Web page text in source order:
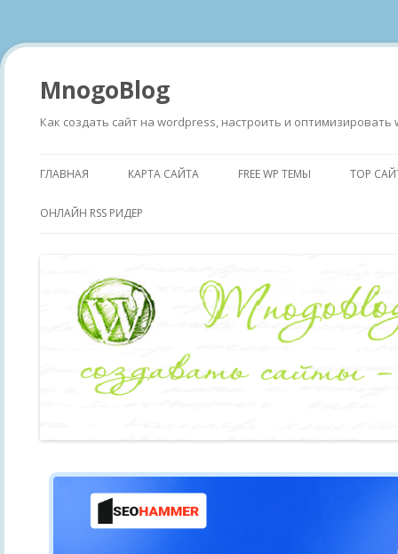
MnogoBlog
Как создать сайт на wordpress, настроить и оптимизировать
ГЛАВНАЯ КАРТА САЙТА FREE WP ТЕМЫ TOP
ОНЛАЙН RSS РИДЕР